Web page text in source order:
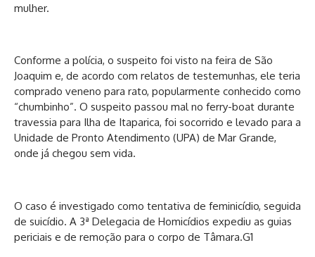
mulher.
Conforme a polícia, o suspeito foi visto na feira de São
Joaquim e, de acordo com relatos de testemunhas, ele teria
comprado veneno para rato, popularmente conhecido como
“chumbinho”. O suspeito passou mal no ferry-boat durante
travessia para Ilha de Itaparica, foi socorrido e levado para a
Unidade de Pronto Atendimento (UPA) de Mar Grande,
onde já chegou sem vida.
O caso é investigado como tentativa de feminicídio, seguida
de suicídio. A 3ª Delegacia de Homicídios expediu as guias
periciais e de remoção para o corpo de Tâmara.G1